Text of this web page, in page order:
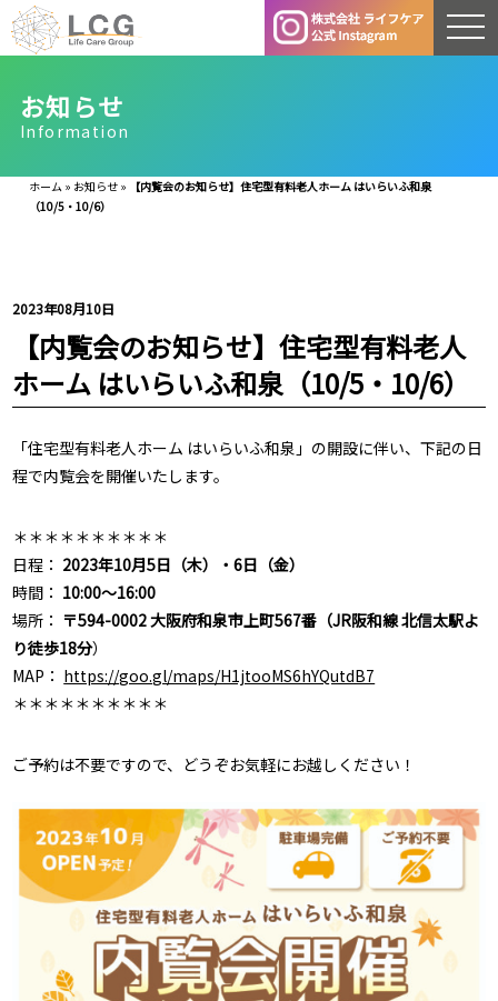
お知らせ
Information
ホーム » お知らせ »
【内覧会のお知らせ】住宅型有料老人ホーム はいらいふ和泉
（10/5・10/6）
2023年08月10日
【内覧会のお知らせ】住宅型有料老人
ホーム はいらいふ和泉（10/5・10/6）
「住宅型有料老人ホーム はいらいふ和泉」の開設に伴い、下記の日
程で内覧会を開催いたします。
＊＊＊＊＊＊＊＊＊＊
日程： 2023年10月5日（木）・6日（金）
時間： 10:00～16:00
場所： 〒594-0002 大阪府和泉市上町567番（JR阪和線 北信太駅よ
り徒歩18分）
MAP： https://goo.gl/maps/H1jtooMS6hYQutdB7
＊＊＊＊＊＊＊＊＊＊
ご予約は不要ですので、どうぞお気軽にお越しください！